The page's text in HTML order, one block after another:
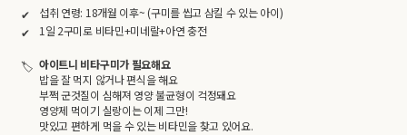
섭취 연령: 18개월 이후~ (구미를 씹고 삼킬 수 있는 아이)
1일 2구미로 비타민+미네랄+아연 충전
아이트니 비타구미가 필요해요
밥을 잘 먹지 않거나 편식을 해요
부쩍 군것질이 심해져 영양 불균형이 걱정돼요
영양제 먹이기 실랑이는 이제 그만!
맛있고 편하게 먹을 수 있는 비타민을 찾고 있어요.